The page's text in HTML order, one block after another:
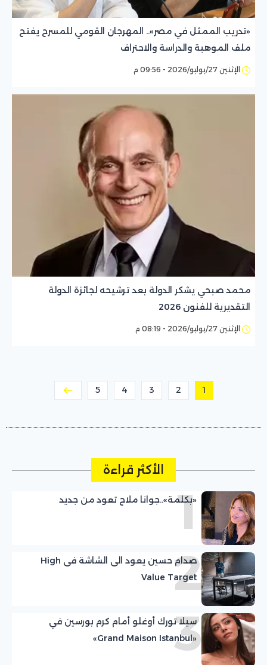
«تدريب الممثل في مصر».. المهرجان القومي للمسرح يفتح
ملف الموهبة والدراسة والاحتراف
الإثنين 27/يوليو/2026 - 09:56 م
محمد صبحي يشكر الدولة بعد ترشيحه لجائزة الدولة
التقديرية للفنون 2026
الإثنين 27/يوليو/2026 - 08:19 م
1
2
3
4
5
الأكثر قراءة
1
«بكلمة»..جوانا ملاح تعود من جديد
2
صدام حسين يعود الى الشاشة فى High
Value Target
3
سيلا تورك أوغلو أمام كرم بورسين في
«Grand Maison Istanbul»